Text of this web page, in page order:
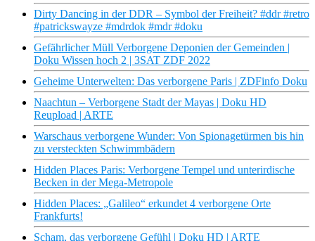
Dirty Dancing in der DDR – Symbol der Freiheit? #ddr #retro
#patrickswayze #mdrdok #mdr #doku
Gefährlicher Müll Verborgene Deponien der Gemeinden |
Doku Wissen hoch 2 | 3SAT ZDF 2022
Geheime Unterwelten: Das verborgene Paris | ZDFinfo Doku
Naachtun – Verborgene Stadt der Mayas | Doku HD
Reupload | ARTE
Warschaus verborgene Wunder: Von Spionagetürmen bis hin
zu versteckten Schwimmbädern
Hidden Places Paris: Verborgene Tempel und unterirdische
Becken in der Mega-Metropole
Hidden Places: „Galileo“ erkundet 4 verborgene Orte
Frankfurts!
Scham, das verborgene Gefühl | Doku HD | ARTE